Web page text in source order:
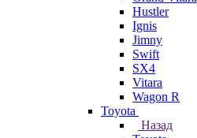
Hustler
Ignis
Jimny
Swift
SX4
Vitara
Wagon R
Toyota
Назад